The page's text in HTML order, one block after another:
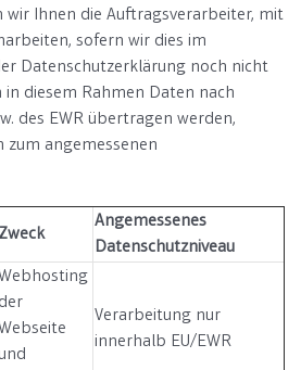
wir Ihnen die Auftragsverarbeiter, mit
sofern wir dies im
Datenschutzerklärung noch nicht
diesem Rahmen Daten nach
des EWR übertragen werden,
zum angemessenen
Zweck
Angemessenes
Datenschutzniveau
der
Verarbeitung nur
innerhalb EU/EWR